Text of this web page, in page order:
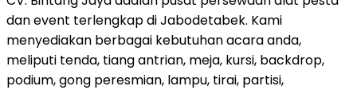
dan event terlengkap di Jabodetabek. Kami
menyediakan berbagai kebutuhan acara anda,
meliputi tenda, tiang antrian, meja, kursi, backdrop,
podium, gong peresmian, lampu, tirai, partisi,